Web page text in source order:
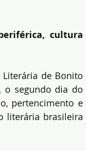
cultura
Literária de Bonito
o segundo dia do
pertencimento e
literária brasileira